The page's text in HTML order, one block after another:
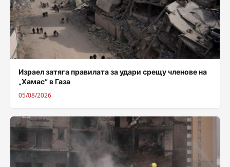
Израел затяга правилата за удари срещу членове на
„Хамас“ в Газа
05/08/2026